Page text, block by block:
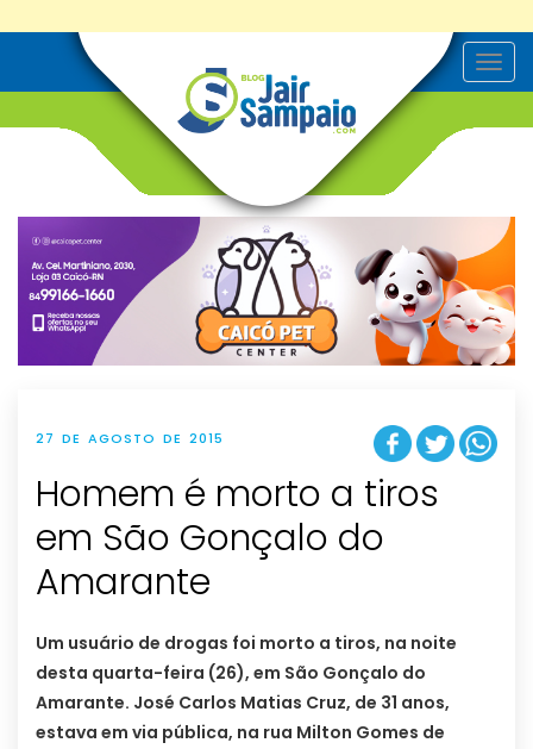
T
o
v
g
t
i
o
n
27 DE AGOSTO DE 2015
Homem é morto a tiros
em São Gonçalo do
Amarante
Um usuário de drogas foi morto a tiros, na noite
desta quarta-feira (26), em São Gonçalo do
Amarante. José Carlos Matias Cruz, de 31 anos,
estava em via pública, na rua Milton Gomes de